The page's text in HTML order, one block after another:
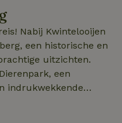
een historische en
uitzichten.
een
indrukwekkende
Rijn biedt